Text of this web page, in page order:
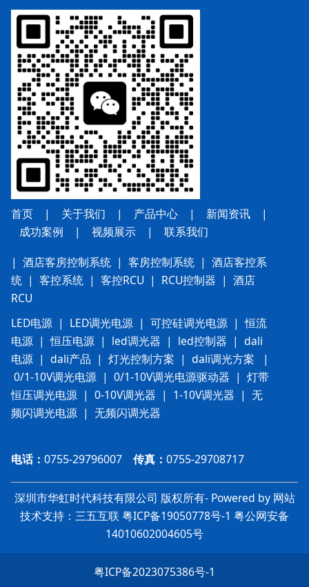
首页| 关于我们 | 产品中心 | 新闻资讯|
成功案例 | 视频展示| 联系我们
| 酒店客房控制系统| 客房控制系统| 酒店客控系
统| 客控系统 | 客控RCU | RCU控制器 | 酒店
RCU
LED电源| LED调光电源 | 可控硅调光电源 |恒流
电源 |恒压电源 | led调光器 | led控制器 | dali
电源 | dali产品 | 灯光控制方案 | dali调光方案
|
0/1-10V调光电源 | 0/1-10V调光电源驱动器 | 灯带
恒压调光电源| 0-10V调光器 | 1-10V调光器 | 无
频闪调光电源| 无频闪调光器
电话： 0755-29796007 传真： 0755-29708717
深圳市华虹时代科技有限公司 版权所有- Powered by 网站
技术支持：三五互联 粤ICP备19050778号-1 粤公网安备
14010602004605号
粤ICP备2023075386号-1